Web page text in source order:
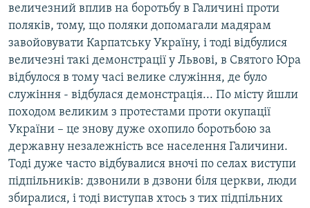
величезний вплив на боротьбу в Галичині проти
поляків, тому, що поляки допомагали мадярам
завойовувати Карпатську Україну, і тоді відбулися
величезні такі демонстрації у Львові, в Святого Юра
відбулося в тому часі велике служіння, де було
служіння - відбулася демонстрація... По місту йшли
походом великим з протестами проти окупації
України – це знову дуже охопило боротьбою за
державну незалежність все населення Галичини.
Тоді дуже часто відбувалися вночі по селах виступи
підпільників: дзвонили в дзвони біля церкви, люди
збиралися, і тоді виступав хтось з тих підпільних